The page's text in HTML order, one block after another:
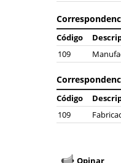
Código
109
Código
109
Opinar